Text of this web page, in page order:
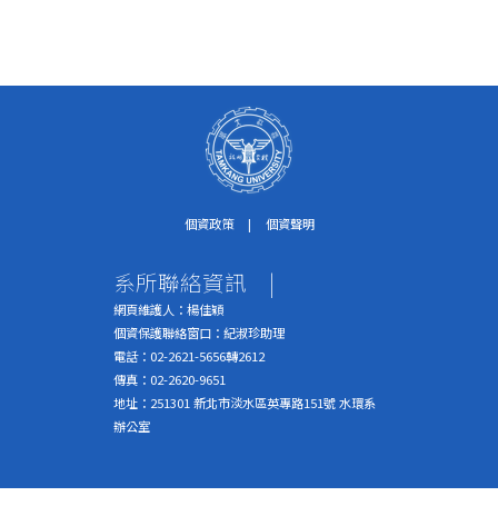
個資政策 | 個資聲明
系所聯絡資訊 |
網頁維護人：楊佳穎
個資保護聯絡窗口：紀淑珍助理
電話：02-2621-5656轉2612
傳真：02-2620-9651
地址：251301 新北市淡水區英專路151號 水環系
辦公室